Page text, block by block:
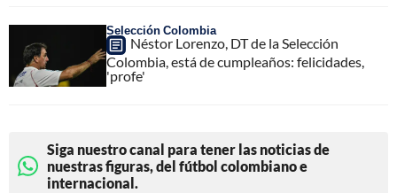
Selección Colombia
Néstor Lorenzo, DT de la Selección
Colombia, está de cumpleaños: felicidades,
'profe'
Siga nuestro canal para tener las noticias de
nuestras figuras, del fútbol colombiano e
internacional.